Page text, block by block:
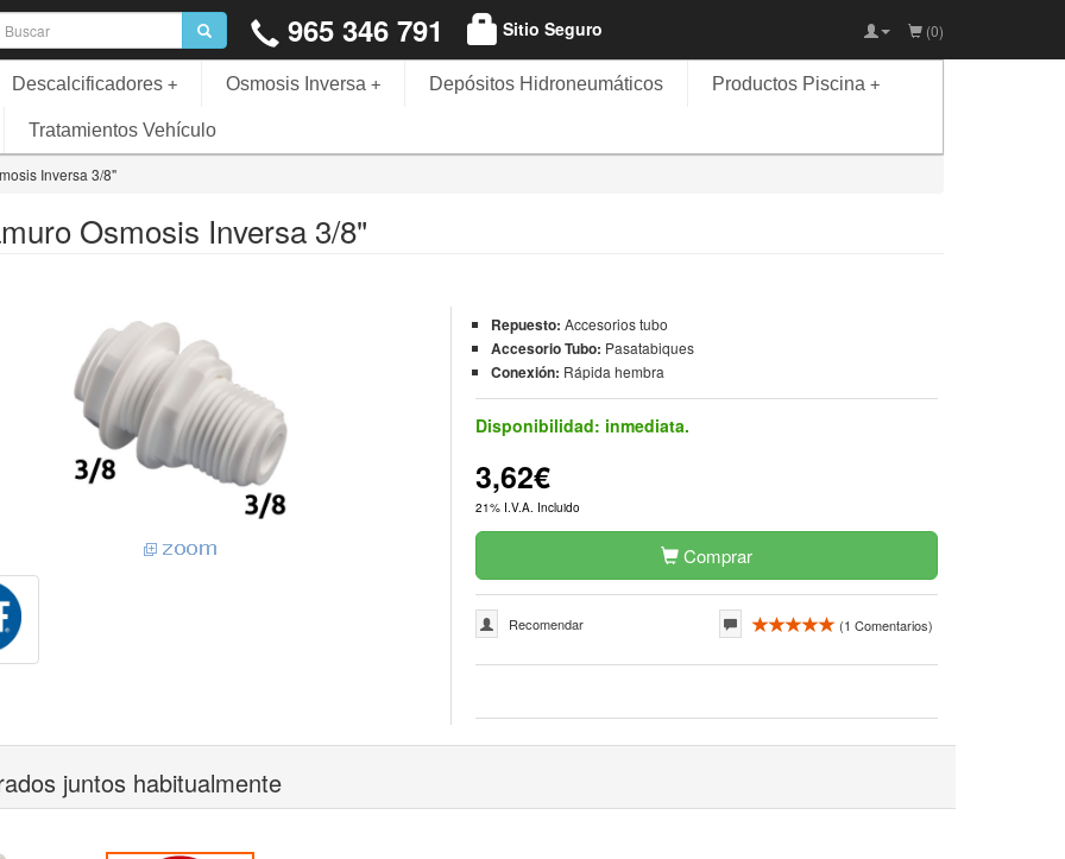
965 346 791 Sitio Seguro (0)
+
Descalcificadores +
Osmosis Inversa Depósitos Hidroneumáticos +
Productos Piscina
Tratamientos Vehículo
Inversa 3/8"
Osmosis Inversa 3/8"
Repuesto: Accesorios tubo
Accesorio Tubo: Pasatabiques
Conexión: Rápida hembra
Disponibilidad: inmediata.
3,62€
21% I.V.A. Incluido
Comprar
Recomendar (1 Comentarios)
juntos habitualmente